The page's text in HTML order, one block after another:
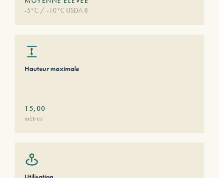
-5°C / -10°C USDA 8
Hauteur maximale
15,00
mètres